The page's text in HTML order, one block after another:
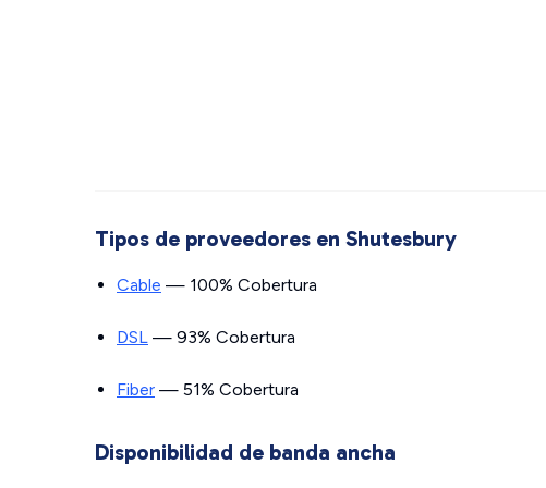
Tipos de proveedores en Shutesbury
Cable — 100% Cobertura
DSL — 93% Cobertura
Fiber — 51% Cobertura
Disponibilidad de banda ancha